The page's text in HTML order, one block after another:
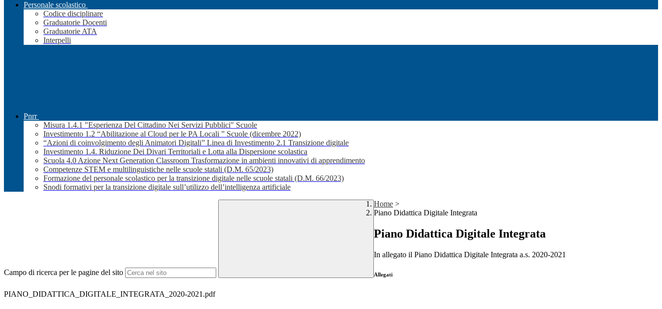
Personale scolastico
Codice disciplinare
Graduatorie Docenti
Graduatorie ATA
Interpelli
Pnrr
Misura 1.4.1 "Esperienza Del Cittadino Nei Servizi Pubblici" Scuole
Investimento 1.2 “Abilitazione al Cloud per le PA Locali ” Scuole (dicembre 2022)
“Azioni di coinvolgimento degli Animatori Digitali” Linea di Investimento 2.1 Transizione digitale
Investimento 1.4. Riduzione Dei Divari Territoriali e Lotta alla Dispersione scolastica
Scuola 4.0 Azione Next Generation Classroom Trasformazione in ambienti innovativi di apprendimento
Competenze STEM e multilinguistiche nelle scuole statali (D.M. 65/2023)
Formazione del personale scolastico per la transizione digitale nelle scuole statali (D.M. 66/2023)
Snodi formativi per la transizione digitale sull’utilizzo dell’intelligenza artificiale
Campo di ricerca per le pagine del sito
Home >
Piano Didattica Digitale Integrata
Piano Didattica Digitale Integrata
In allegato il Piano Didattica Digitale Integrata a.s. 2020-2021
Allegati
PIANO_DIDATTICA_DIGITALE_INTEGRATA_2020-2021.pdf